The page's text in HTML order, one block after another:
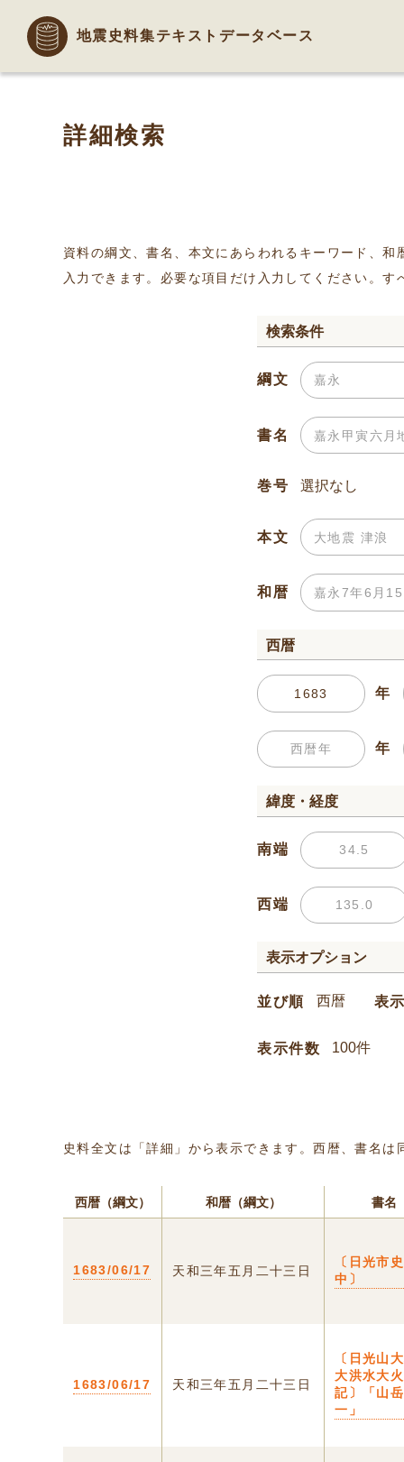
地震史料集テキストデータベース
詳細検索
資料の綱文、書名、本文にあらわれるキーワード、
入力できます。必要な項目だけ入力してください。
検索条件
綱文
書名
巻号
本文
和暦
西暦
年
年
緯度・経度
南端
西端
表示オプション
並び順 表
表示件数
史料全文は「詳細」から表示できます。西暦、書名
西暦（綱文） 和暦（綱文） 書名
1683/06/17 天和三年五月二十三日
〔日光
中〕
1683/06/17 天和三年五月二十三日
〔日光山
大洪水大
記〕「山
一」